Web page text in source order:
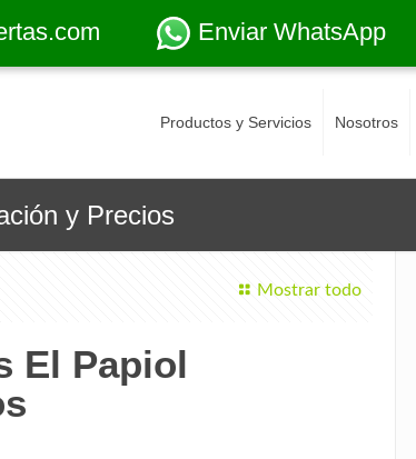
Enviar WhatsApp
Productos y Servicios Nosotros
y Precios
Mostrar todo
El Papiol